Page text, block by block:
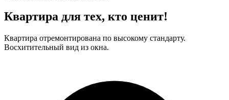
Квартира для тех, кто ценит!
Квартира отремонтирована по высокому стандарту.
Восхитительный вид из окна.